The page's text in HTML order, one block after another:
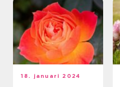
18. januari 2024